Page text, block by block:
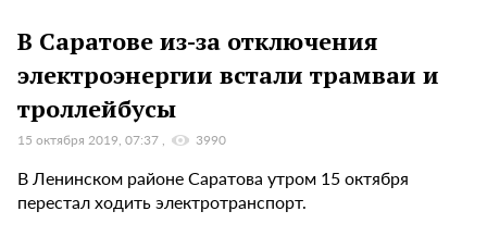
В Саратове из-за отключения
электроэнергии встали трамваи и
троллейбусы
15 октября 2019, 07:37 3990
В Ленинском районе Саратова утром 15 октября
перестал ходить электротранспорт.